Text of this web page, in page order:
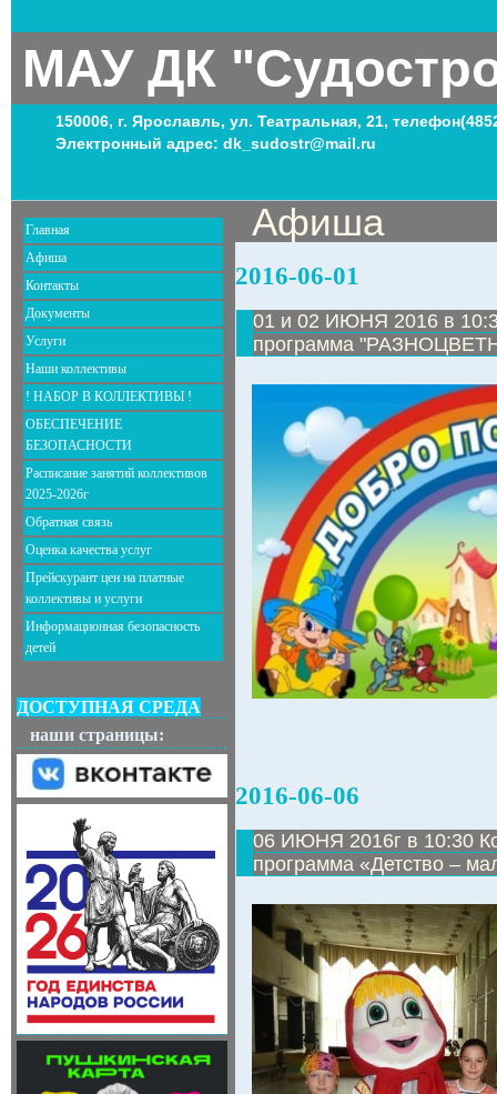
МАУ ДК
150006, г. Ярославль, ул. Театральная, 21,
Электронный адрес: dk_sudostr@mail.ru
Главная
Афиша
Контакты
Документы
Услуги
Наши коллективы
! НАБОР В КОЛЛЕКТИВЫ !
ОБЕСПЕЧЕНИЕ
БЕЗОПАСНОСТИ
Расписание занятий коллективов
2025-2026г
Обратная связь
Оценка качества услуг
Прейскурант цен на платные
коллективы и услуги
Информационная безопасность
детей
ДОСТУПНАЯ СРЕДА
наши страницы:
Афиша
2016-06-01
01 и 02 ИЮНЯ 2016 в
программа
2016-06-06
06 ИЮНЯ 2016г в 10:30
программа «Детство –